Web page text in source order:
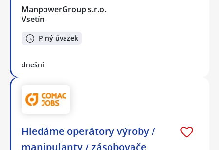
ManpowerGroup s.r.o.
Vsetín
Plný úvazek
dnešní
Hledáme operátory výroby /
manipulanty / zásobovače